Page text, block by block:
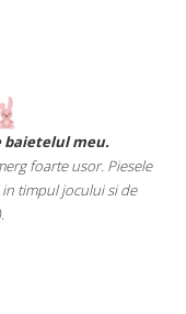
baietelul meu.
foarte usor. Piesele
timpul jocului si de